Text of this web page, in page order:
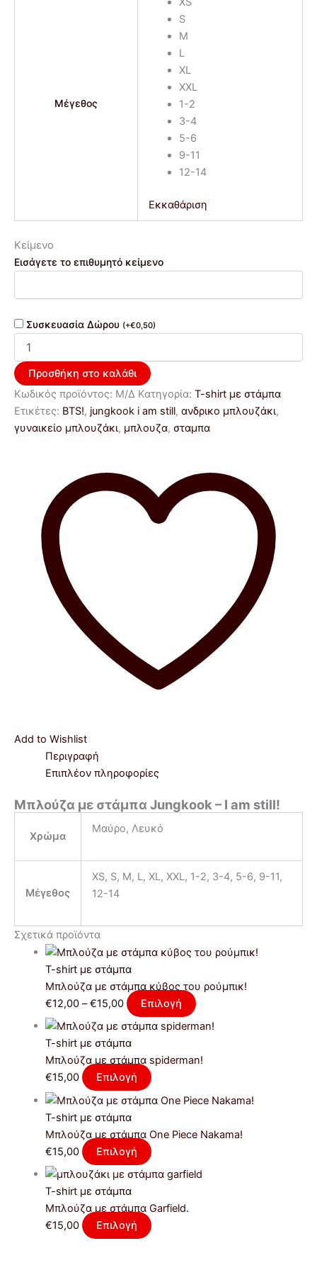
Μέγεθος
S
M
L
XL
XXL
1-2
3-4
5-6
9-11
12-14
Εκκαθάριση
Κείμενο
Εισάγετε το επιθυμητό κείμενο
Συσκευασία Δώρου (+€0,50)
Προσθήκη στο καλάθι
Κωδικός προϊόντος: Μ/Δ Κατηγορία: T-shirt με στάμπα
Ετικέτες: BTS!, jungkook i am still, ανδρικο μπλουζάκι,
γυναικείο μπλουζάκι, μπλουζα, σταμπα
Add to Wishlist
Περιγραφή
Επιπλέον πληροφορίες
Μπλούζα με στάμπα Jungkook – I am still!
Χρώμα
Μαύρο, Λευκό
Μέγεθος
XS, S, M, L, XL, XXL, 1-2, 3-4, 5-6, 9-11,
12-14
Σχετικά προϊόντα
T-shirt με στάμπα
Μπλούζα με στάμπα κύβος του ρούμπικ!
€12,00 – €15,00 Επιλογή
T-shirt με στάμπα
Μπλούζα με στάμπα spiderman!
€15,00 Επιλογή
T-shirt με στάμπα
Μπλούζα με στάμπα One Piece Nakama!
€15,00 Επιλογή
T-shirt με στάμπα
Μπλούζα με στάμπα Garfield.
€15,00 Επιλογή